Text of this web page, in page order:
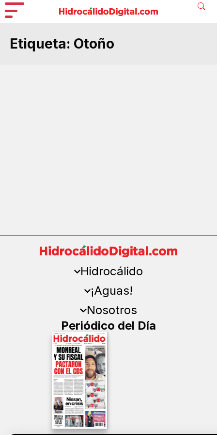
Etiqueta: Otoño
Hidrocálido
¡Aguas!
Nosotros
Periódico del Día